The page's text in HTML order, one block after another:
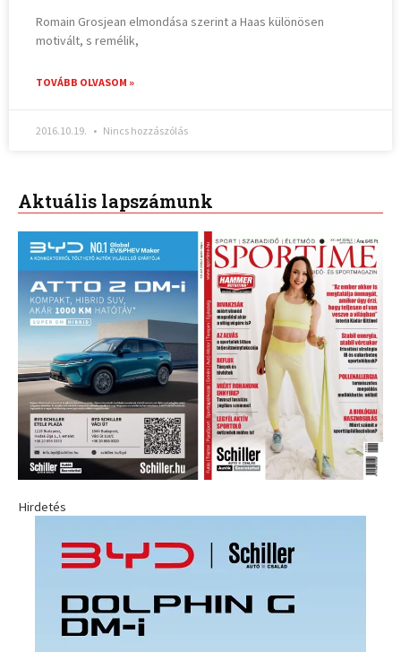
Romain Grosjean elmondása szerint a Haas különösen
motivált, s remélik,
TOVÁBB OLVASOM »
2016.10.19. Nincs hozzászólás
Aktuális lapszámunk
Hirdetés